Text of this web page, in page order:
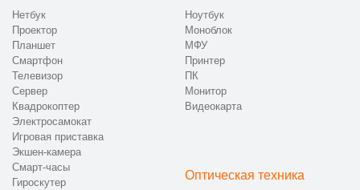
Нетбук
Проектор
Планшет
Смартфон
Телевизор
Сервер
Квадрокоптер
Электросамокат
Игровая приставка
Экшен-камера
Смарт-часы
Гироскутер
Ноутбук
Моноблок
МФУ
Принтер
ПК
Монитор
Видеокарта
Оптическая техника